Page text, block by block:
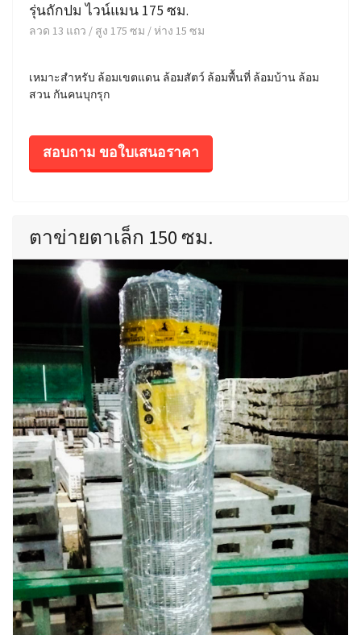
รุ่นถักปม ไวน์แมน 175 ซม.
ลวด 13 แถว / สูง 175 ซม / ห่าง 15 ซม
เหมาะสำหรับ ล้อมเขตแดน ล้อมสัตว์ ล้อมพื้นที่ ล้อมบ้าน ล้อม
สวน กันคนบุกรุก
สอบถาม ขอใบเสนอราคา
ตาข่ายตาเล็ก 150 ซม.